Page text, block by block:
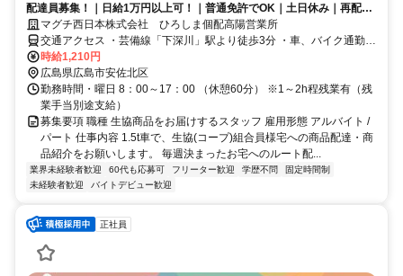
配達員募集！｜日給1万円以上可！｜普通免許でOK｜土日休み｜再配達
なし｜配送距離15kmの近距離配送
マグチ西日本株式会社 ひろしま個配高陽営業所
交通アクセス ・芸備線「下深川」駅より徒歩3分 ・車、バイク通勤
OK
時給1,210円
広島県広島市安佐北区
勤務時間・曜日 8：00～17：00 （休憩60分） ※1～2h程残業有（残
業手当別途支給）
募集要項 職種 生協商品をお届けするスタッフ 雇用形態 アルバイト /
パート 仕事内容 1.5t車で、生協(コープ)組合員様宅への商品配達・商
品紹介をお願いします。 毎週決まったお宅へのルート配...
業界未経験者歓迎 60代も応募可 フリーター歓迎 学歴不問
固定時間制
未経験者歓迎
バイトデビュー歓迎
正社員